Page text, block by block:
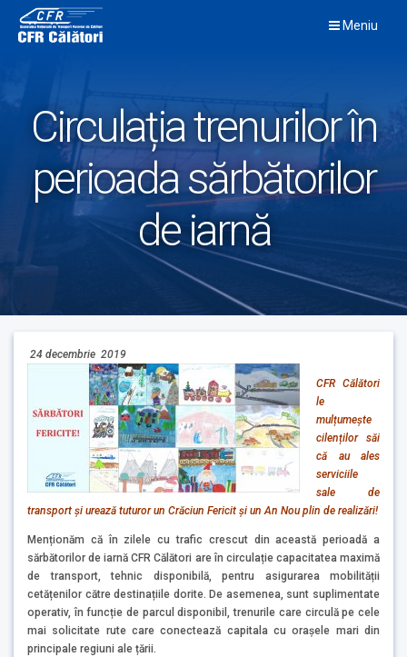
content
Meniu
Circulația trenurilor în
perioada sărbătorilor
de iarnă
24 decembrie 2019
CFR Călători
le
mulțumeşte
cilenților săi
că au ales
serviciile
sale de
transport și urează tuturor un Crăciun Fericit și un An Nou plin de realizări!
Menționăm că în zilele cu trafic crescut din această perioadă a
sărbătorilor de iarnă CFR Călători are în circulație capacitatea maximă
de transport, tehnic disponibilă, pentru asigurarea mobilității
cetățenilor către destinațiile dorite. De asemenea, sunt suplimentate
operativ, în funcție de parcul disponibil, trenurile care circulă pe cele
mai solicitate rute care conectează capitala cu orașele mari din
principale regiuni ale țării.